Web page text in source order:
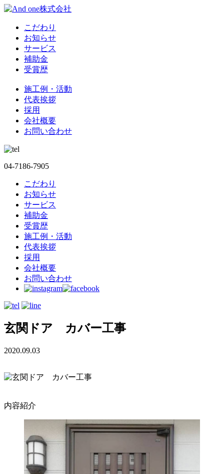
こだわり
お知らせ
サービス
補助金
受賞歴
施工例・活動
代表挨拶
採用
会社概要
お問い合わせ
04-7186-7905
こだわり
お知らせ
サービス
補助金
受賞歴
施工例・活動
代表挨拶
採用
会社概要
お問い合わせ
玄関ドア カバー工事
2020.09.03
内容紹介